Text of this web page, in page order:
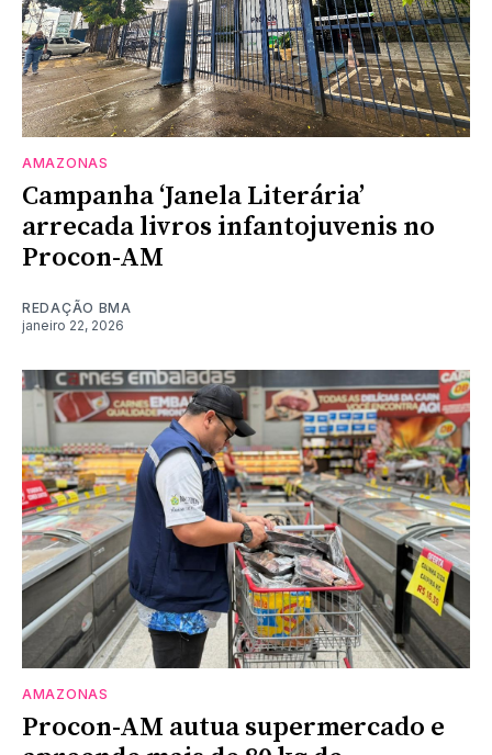
AMAZONAS
Campanha ‘Janela Literária’
arrecada livros infantojuvenis no
Procon-AM
REDAÇÃO BMA
janeiro 22, 2026
AMAZONAS
Procon-AM autua supermercado e